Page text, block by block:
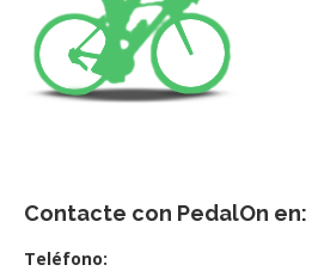
Contacte con PedalOn en:
Teléfono: